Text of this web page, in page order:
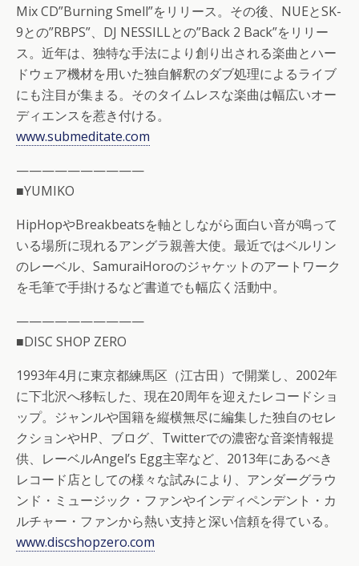
Mix CD”Burning Smell”をリリース。その後、NUEとSK-
9との”RBPS”、DJ NESSILLとの”Back 2 Back”をリリー
ス。近年は、独特な手法により創り出される楽曲とハー
ドウェア機材を用いた独自解釈のダブ処理によるライブ
にも注目が集まる。そのタイムレスな楽曲は幅広いオー
ディエンスを惹き付ける。
www.submeditate.com
——————————
■YUMIKO
HipHopやBreakbeatsを軸としながら面白い音が鳴って
いる場所に現れるアングラ親善大使。最近ではベルリン
のレーベル、SamuraiHoroのジャケットのアートワーク
を毛筆で手掛けるなど書道でも幅広く活動中。
——————————
■DISC SHOP ZERO
1993年4月に東京都練馬区（江古田）で開業し、2002年
に下北沢へ移転した、現在20周年を迎えたレコードショ
ップ。ジャンルや国籍を縦横無尽に編集した独自のセレ
クションやHP、ブログ、Twitterでの濃密な音楽情報提
供、レーベルAngel’s Egg主宰など、2013年にあるべき
レコード店としての様々な試みにより、アンダーグラウ
ンド・ミュージック・ファンやインディペンデント・カ
ルチャー・ファンから熱い支持と深い信頼を得ている。
www.discshopzero.com